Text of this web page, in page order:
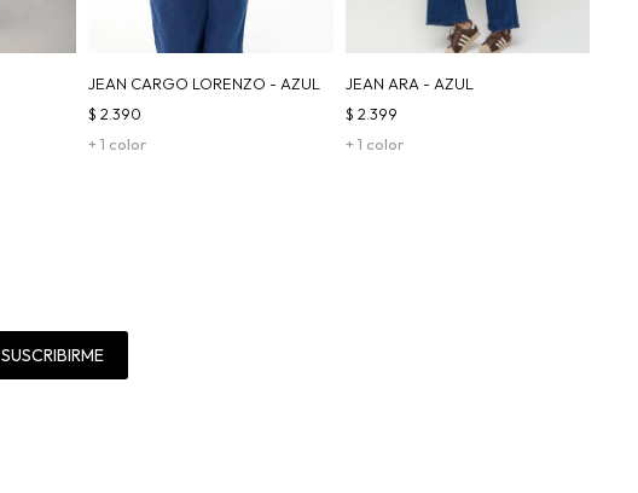
JEAN CARGO LORENZO - AZUL
+ 1 color
$ 2.390
JEAN ARA - AZUL
+ 1 color
$ 2.399
SUSCRIBIRME